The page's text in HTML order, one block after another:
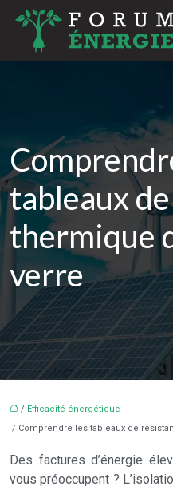
tableaux
thermique
verre
/ Efficacité énergétique
/ Comprendre les tableaux de
Des factures d’énergie
vous préoccupent ?